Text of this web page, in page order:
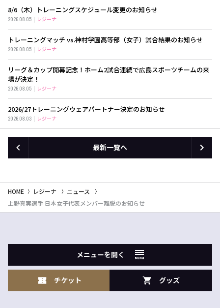
8/6（木）トレーニングスケジュール変更のお知らせ
2026.08.05 レジーナ
トレーニングマッチ vs.神村学園高等部（女子）試合結果のお知らせ
2026.08.05 レジーナ
リーグ＆カップ開幕記念！ホーム2試合連続で広島スポーツチームの来
場が決定！
2026.08.05 レジーナ
2026/27トレーニングウェアパートナー決定のお知らせ
2026.08.03 レジーナ
最新一覧へ
HOME レジーナ
ニュース
上野真実選手 日本女子代表メンバー離脱のお知らせ
メニューを開く
チケット グッズ